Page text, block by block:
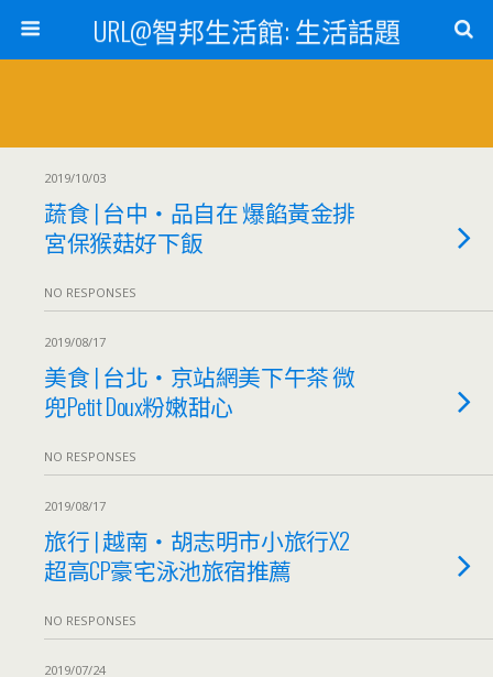
URL@智邦生活館: 生活話題
2019/10/03
蔬食 | 台中‧品自在 爆餡黃金排
宮保猴菇好下飯
NO RESPONSES
2019/08/17
美食 | 台北‧京站網美下午茶 微
兜Petit Doux粉嫩甜心
NO RESPONSES
2019/08/17
旅行 | 越南‧胡志明市小旅行X2
超高CP豪宅泳池旅宿推薦
NO RESPONSES
2019/07/24